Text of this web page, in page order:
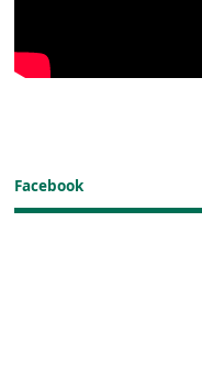
Facebook